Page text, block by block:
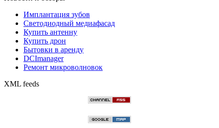
Имплантация зубов
Светодиодный медиафасад
Купить антенну
Купить дрон
Бытовки в аренду
DCImanager
Ремонт микроволновок
XML feeds